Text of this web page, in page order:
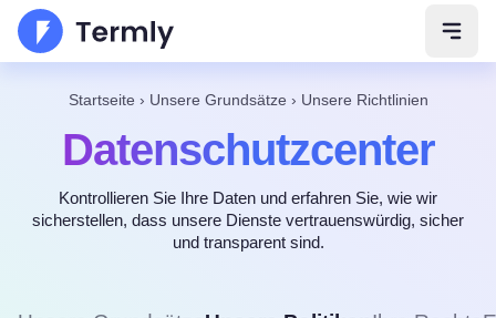
Startseite › Unsere Grundsätze › Unsere Richtlinien
Datenschutzcenter
Kontrollieren Sie Ihre Daten und erfahren Sie, wie wir
sicherstellen, dass unsere Dienste vertrauenswürdig, sicher
und transparent sind.